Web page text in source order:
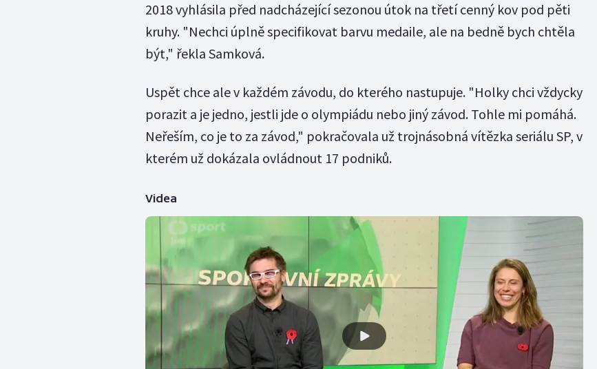
2018 vyhlásila před nadcházející sezonou útok na třetí cenný kov pod pěti
kruhy. "Nechci úplně specifikovat barvu medaile, ale na bedně bych chtěla
být," řekla Samková.
Uspět chce ale v každém závodu, do kterého nastupuje. "Holky chci vždycky
porazit a je jedno, jestli jde o olympiádu nebo jiný závod. Tohle mi pomáhá.
Neřeším, co je to za závod," pokračovala už trojnásobná vítězka seriálu SP, v
kterém už dokázala ovládnout 17 podniků.
Videa